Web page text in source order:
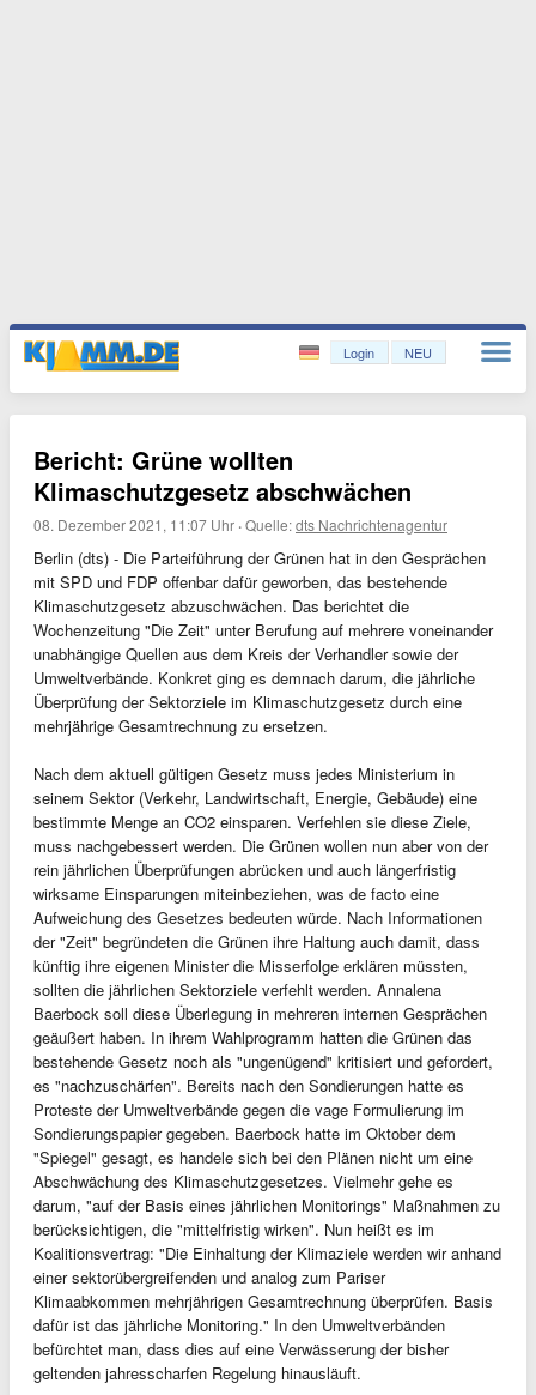
Login NEU
Bericht: Grüne wollten
Klimaschutzgesetz abschwächen
08. Dezember 2021, 11:07 Uhr ·Quelle:dts Nachrichtenagentur
Berlin (dts) - Die Parteiführung der Grünen hat in den Gesprächen
mit SPD und FDP offenbar dafür geworben, das bestehende
Klimaschutzgesetz abzuschwächen. Das berichtet die
Wochenzeitung "Die Zeit" unter Berufung auf mehrere voneinander
unabhängige Quellen aus dem Kreis der Verhandler sowie der
Umweltverbände. Konkret ging es demnach darum, die jährliche
Überprüfung der Sektorziele im Klimaschutzgesetz durch eine
mehrjährige Gesamtrechnung zu ersetzen.
Nach dem aktuell gültigen Gesetz muss jedes Ministerium in
seinem Sektor (Verkehr, Landwirtschaft, Energie, Gebäude) eine
bestimmte Menge an CO2 einsparen. Verfehlen sie diese Ziele,
muss nachgebessert werden. Die Grünen wollen nun aber von der
rein jährlichen Überprüfungen abrücken und auch längerfristig
wirksame Einsparungen miteinbeziehen, was de facto eine
Aufweichung des Gesetzes bedeuten würde. Nach Informationen
der "Zeit" begründeten die Grünen ihre Haltung auch damit, dass
künftig ihre eigenen Minister die Misserfolge erklären müssten,
sollten die jährlichen Sektorziele verfehlt werden. Annalena
Baerbock soll diese Überlegung in mehreren internen Gesprächen
geäußert haben. In ihrem Wahlprogramm hatten die Grünen das
bestehende Gesetz noch als "ungenügend" kritisiert und gefordert,
es "nachzuschärfen". Bereits nach den Sondierungen hatte es
Proteste der Umweltverbände gegen die vage Formulierung im
Sondierungspapier gegeben. Baerbock hatte im Oktober dem
"Spiegel" gesagt, es handele sich bei den Plänen nicht um eine
Abschwächung des Klimaschutzgesetzes. Vielmehr gehe es
darum, "auf der Basis eines jährlichen Monitorings" Maßnahmen zu
berücksichtigen, die "mittelfristig wirken". Nun heißt es im
Koalitionsvertrag: "Die Einhaltung der Klimaziele werden wir anhand
einer sektorübergreifenden und analog zum Pariser
Klimaabkommen mehrjährigen Gesamtrechnung überprüfen. Basis
dafür ist das jährliche Monitoring." In den Umweltverbänden
befürchtet man, dass dies auf eine Verwässerung der bisher
geltenden jahresscharfen Regelung hinausläuft.